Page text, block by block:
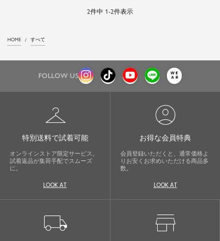
2件中 1-2件表示
HOME すべて
FOLLOW US
checkroom
特別送料で試着可能
オンラインストア限定サービス。
試着返品が集荷手配でスムーズ
に。
LOOK AT
account_circle
お得な会員特典
会員登録いただくと、通常価格よ
りお安くお求めいただける商品多
数。
LOOK AT
local_shipping store